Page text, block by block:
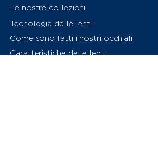
Le nostre collezioni
Tecnologia delle lenti
Come sono fatti i nostri occhiali
Caratteristiche delle lenti